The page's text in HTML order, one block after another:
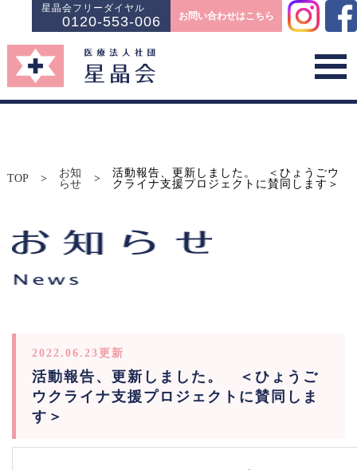
星晶会フリーダイヤル
0120-553-006 お問い合わせはこちら
TOP >
お知
らせ
>
活動報告、更新しました。 ＜ひょうごウ
クライナ支援プロジェクトに賛同します＞
2022.06.23更新
活動報告、更新しました。 ＜ひょうご
ウクライナ支援プロジェクトに賛同しま
す＞